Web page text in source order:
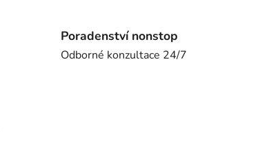
Poradenství nonstop
Odborné konzultace 24/7